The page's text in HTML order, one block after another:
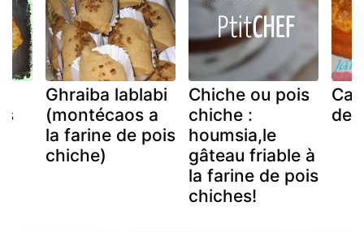
Ghraiba lablabi
(montécaos a
la farine de pois
chiche)
Chiche ou pois
chiche :
houmsia,le
gâteau friable à
la farine de pois
chiches!
de